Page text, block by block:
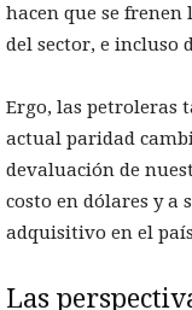
hacen que se frenen
del sector, e incluso
Ergo, las petroleras
actual paridad
devaluación de
costo en dólares y a
adquisitivo en el
Las